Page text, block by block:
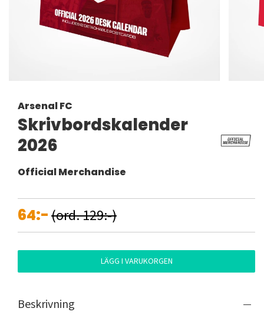
Arsenal FC
Skrivbordskalender
2026
Official Merchandise
64:-(ord. 129:-)
LÄGG I VARUKORGEN
Beskrivning